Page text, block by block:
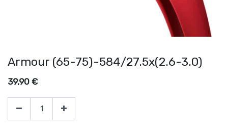
Armour (65-75)-584/27.5x(2.6-3.0)
39,90 €